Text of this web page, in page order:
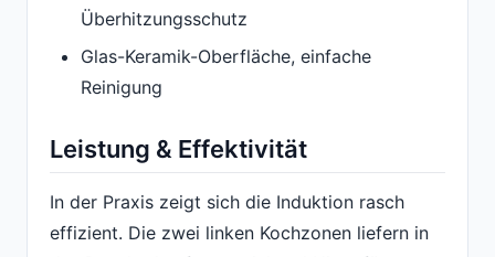
Überhitzungsschutz
Glas-Keramik-Oberfläche, einfache
Reinigung
Leistung & Effektivität
In der Praxis zeigt sich die Induktion rasch
effizient. Die zwei linken Kochzonen liefern in